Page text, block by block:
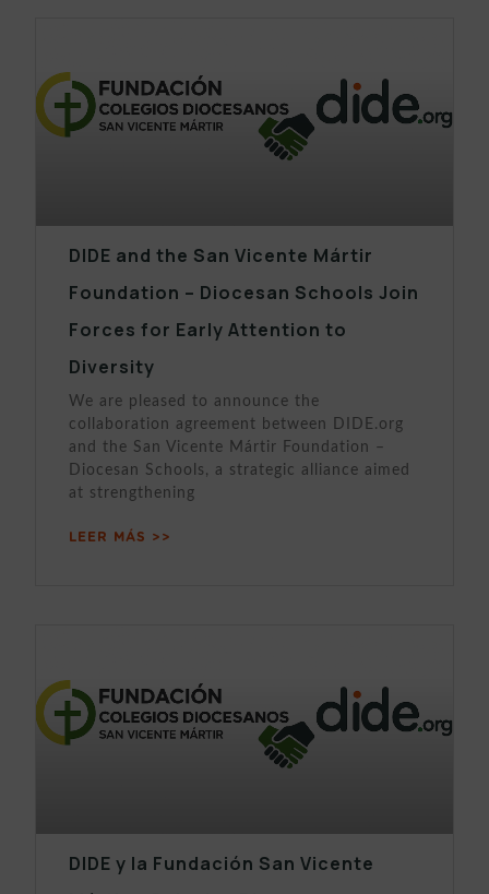
DIDE and the San Vicente Mártir
Foundation – Diocesan Schools Join
Forces for Early Attention to
Diversity
We are pleased to announce the
collaboration agreement between DIDE.org
and the San Vicente Mártir Foundation –
Diocesan Schools, a strategic alliance aimed
at strengthening
LEER MÁS >>
DIDE y la Fundación San Vicente